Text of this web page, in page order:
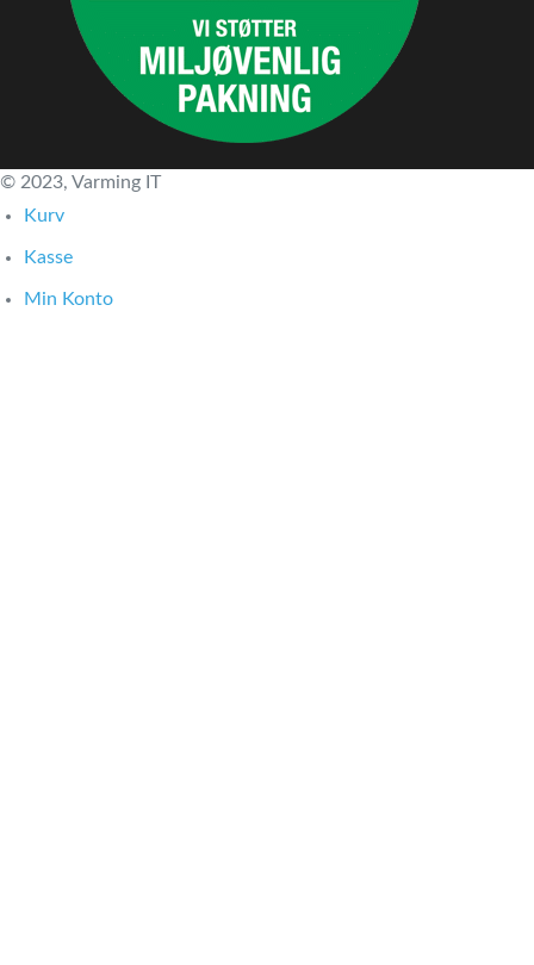
© 2023, Varming IT
Kurv
Kasse
Min Konto